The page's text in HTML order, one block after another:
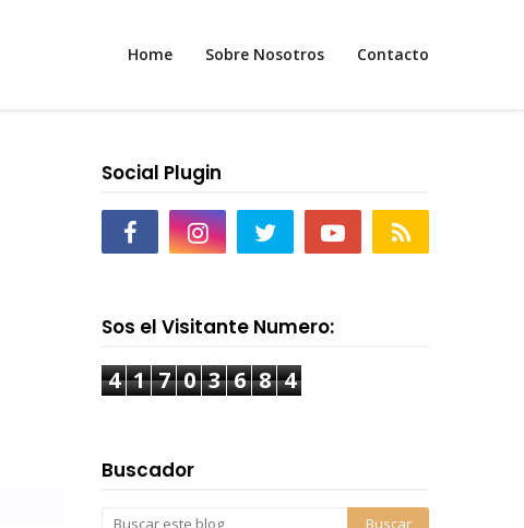
Home Sobre Nosotros Contacto
Social Plugin
Sos el Visitante Numero:
4 1 7 0 3 6 8 4
Buscador